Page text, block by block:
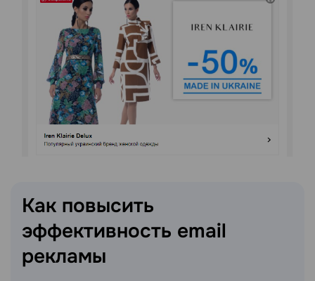
Как повысить
эффективность email
рекламы